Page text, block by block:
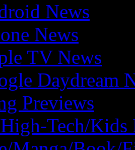
News
News
TV News
Daydream
Previews
Tech/Kids